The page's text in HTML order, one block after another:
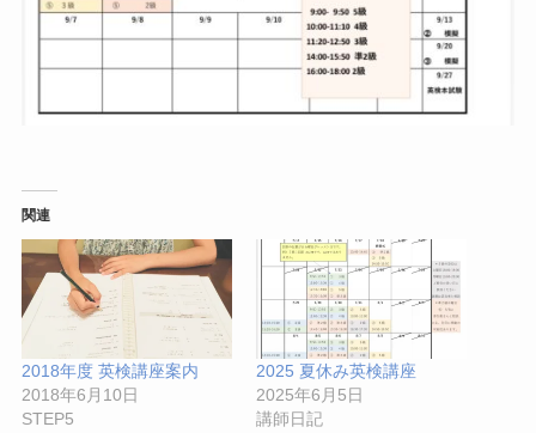
関連
2018年度 英検講座案内
2018年6月10日
STEP5
2025 夏休み英検講座
2025年6月5日
講師日記